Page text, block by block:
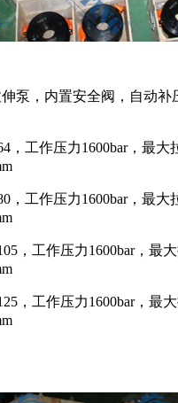
泵，内置安全阀，自动补
，工作压力1600bar，最大
，工作压力1600bar，最大
，工作压力1600bar，最
，工作压力1600bar，最